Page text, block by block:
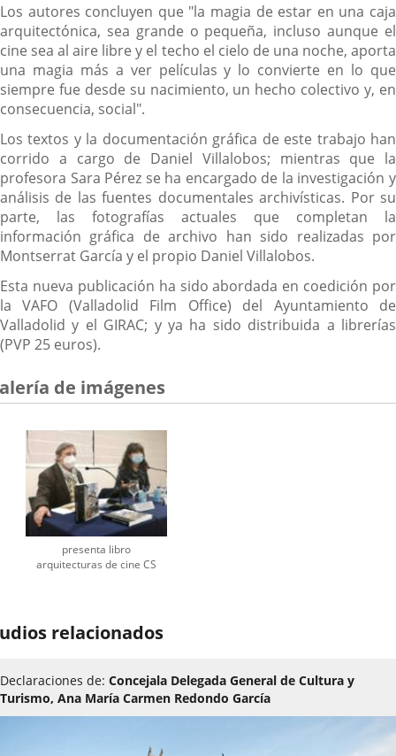
Los autores concluyen que "la magia de estar en una caja
arquitectónica, sea grande o pequeña, incluso aunque el
cine sea al aire libre y el techo el cielo de una noche, aporta
una magia más a ver películas y lo convierte en lo que
siempre fue desde su nacimiento, un hecho colectivo y, en
consecuencia, social".
Los textos y la documentación gráfica de este trabajo han
corrido a cargo de Daniel Villalobos; mientras que la
profesora Sara Pérez se ha encargado de la investigación y
análisis de las fuentes documentales archivísticas. Por su
parte, las fotografías actuales que completan la
información gráfica de archivo han sido realizadas por
Montserrat García y el propio Daniel Villalobos.
Esta nueva publicación ha sido abordada en coedición por
la VAFO (Valladolid Film Office) del Ayuntamiento de
Valladolid y el GIRAC; y ya ha sido distribuida a librerías
(PVP 25 euros).
de imágenes
presenta libro
arquitecturas de cine CS
relacionados
Declaraciones de: Concejala Delegada General de Cultura y
Turismo, Ana María Carmen Redondo García